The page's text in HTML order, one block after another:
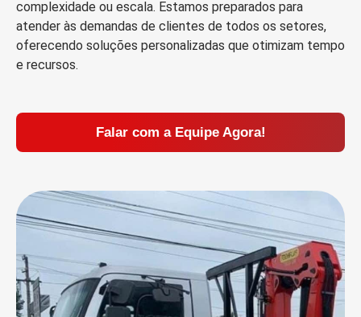
complexidade ou escala. Estamos preparados para
atender às demandas de clientes de todos os setores,
oferecendo soluções personalizadas que otimizam tempo
e recursos.
Falar com a Equipe Agora!